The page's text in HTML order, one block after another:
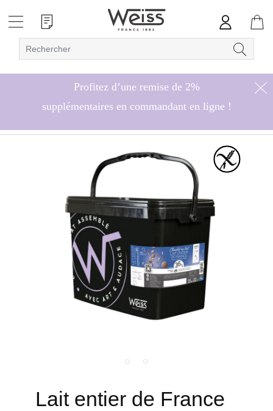
Profitez d’une remise de 2%
supplémentaires en commandant en ligne !
Lait entier de France